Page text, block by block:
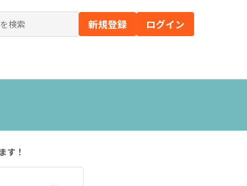
新規登録 ログイン
す！